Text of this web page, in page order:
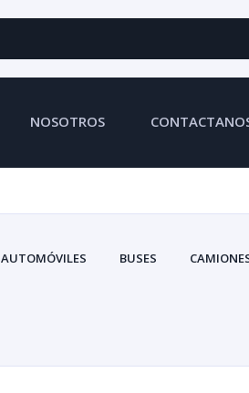
NOSOTROS
AUTOMÓVILES BUSES